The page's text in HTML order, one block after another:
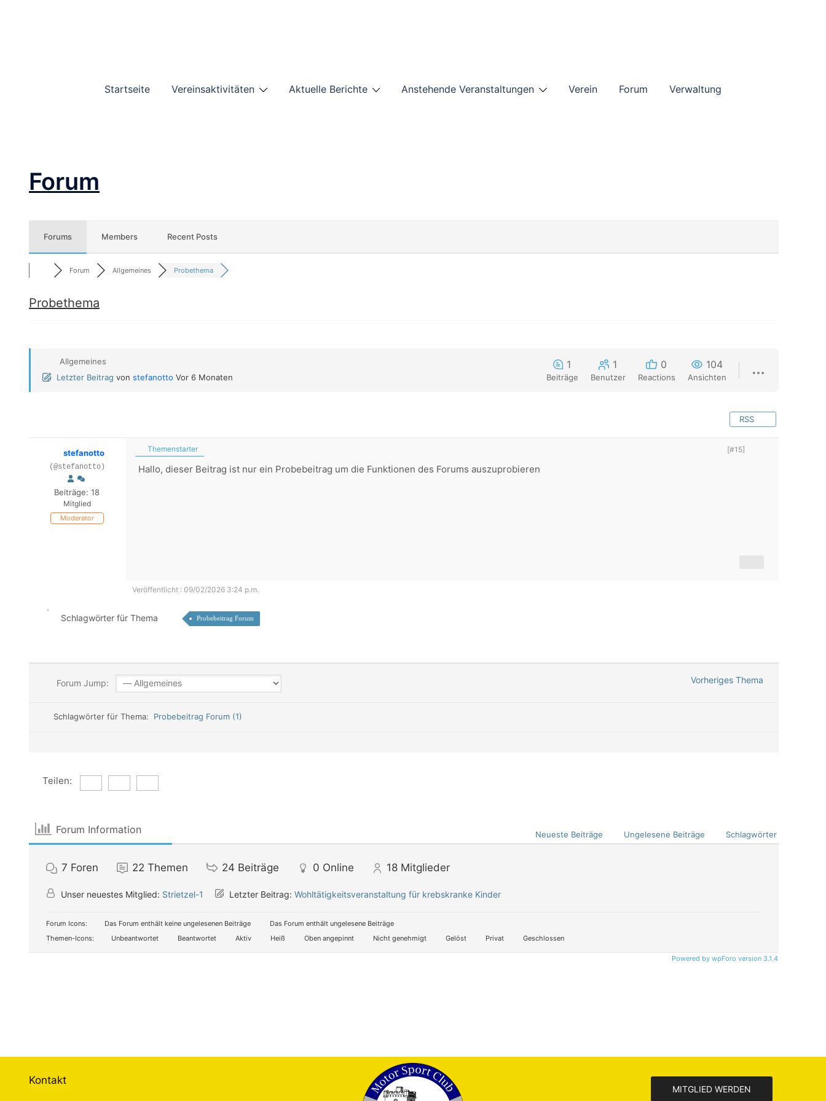
Startseite Vereinsaktivitäten Aktuelle Berichte Anstehende Veranstaltungen Verein Forum Verwaltung
Forum
Forums Members Recent Posts
Forum Allgemeines Probethema
Probethema
Allgemeines
Letzter Beitrag von stefanotto Vor 6 Monaten
1
Beiträge
1
Benutzer
0
Reactions
104
Ansichten
RSS
stefanotto
(@stefanotto)
Beiträge: 18
Mitglied
Moderator
Themenstarter [#15]
Hallo, dieser Beitrag ist nur ein Probebeitrag um die Funktionen des Forums auszuprobieren
Veröffentlicht : 09/02/2026 3:24 p.m.
Schlagwörter für Thema Probebeitrag Forum
Forum Jump: Vorheriges Thema
Schlagwörter für Thema: Probebeitrag Forum (1)
Teilen:
Forum Information Neueste Beiträge Ungelesene Beiträge Schlagwörter
7 Foren 22 Themen 24 Beiträge 0 Online 18 Mitglieder
Unser neuestes Mitglied: Strietzel-1 Letzter Beitrag: Wohltätigkeitsveranstaltung für krebskranke Kinder
Forum Icons: Das Forum enthält keine ungelesenen Beiträge
Das Forum enthält ungelesene Beiträge
Themen-Icons:
Unbeantwortet Beantwortet Aktiv Heiß Oben angepinnt Nicht genehmigt Gelöst Privat Geschlossen
Powered by wpForo version 3.1.4
Kontakt
MITGLIED WERDEN